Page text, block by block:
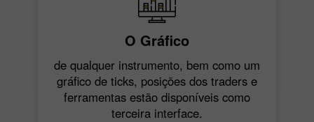
O Gráfico
de qualquer instrumento, bem como um
gráfico de ticks, posições dos traders e
ferramentas estão disponíveis como
terceira interface.